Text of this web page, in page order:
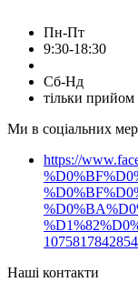
Пн-Пт
9:30-18:30
Сб-Нд
тільки
Ми в соціальних
https://
Наші контакти